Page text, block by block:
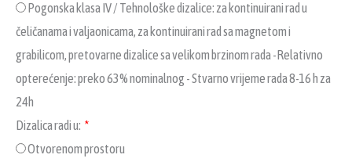
Pogonska klasa IV / Tehnološke dizalice: za kontinuirani rad u
čeličanama i valjaonicama, za kontinuirani rad sa magnetom i
grabilicom, pretovarne dizalice sa velikom brzinom rada -Relativno
opterećenje: preko 63% nominalnog - Stvarno vrijeme rada 8-16 h za
24h
Dizalica radi u:
Otvorenom prostoru